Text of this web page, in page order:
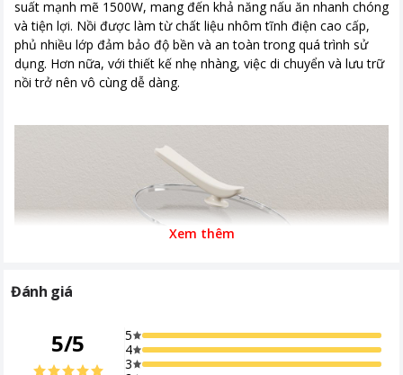
suất mạnh mẽ 1500W, mang đến khả năng nấu ăn nhanh chóng
và tiện lợi. Nồi được làm từ chất liệu nhôm tĩnh điện cao cấp,
phủ nhiều lớp đảm bảo độ bền và an toàn trong quá trình sử
dụng. Hơn nữa, với thiết kế nhẹ nhàng, việc di chuyển và lưu trữ
nồi trở nên vô cùng dễ dàng.
Xem thêm
Đánh giá
5/5
5
4
3